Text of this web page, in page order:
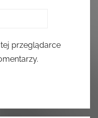
przeglądarce